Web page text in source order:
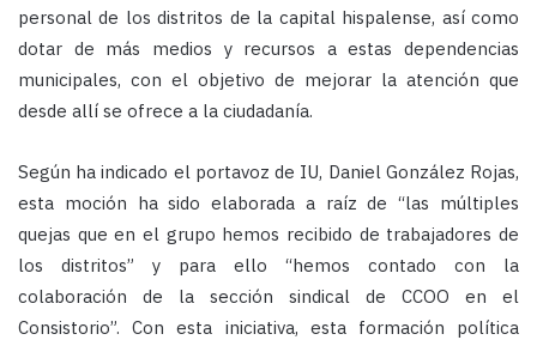
personal de los distritos de la capital hispalense, así como
dotar de más medios y recursos a estas dependencias
municipales, con el objetivo de mejorar la atención que
desde allí se ofrece a la ciudadanía.
Según ha indicado el portavoz de IU, Daniel González Rojas,
esta moción ha sido elaborada a raíz de “las múltiples
quejas que en el grupo hemos recibido de trabajadores de
los distritos” y para ello “hemos contado con la
colaboración de la sección sindical de CCOO en el
Consistorio”. Con esta iniciativa, esta formación política